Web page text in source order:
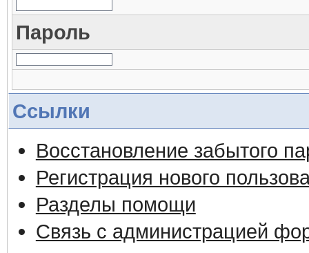
Пароль
Ссылки
Восстановление забытого
Регистрация нового
Разделы помощи
Связь с администрацией